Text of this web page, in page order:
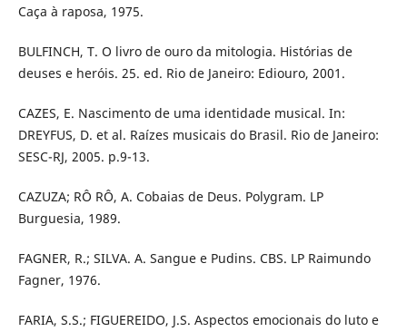
Caça à raposa, 1975.
BULFINCH, T. O livro de ouro da mitologia. Histórias de
deuses e heróis. 25. ed. Rio de Janeiro: Ediouro, 2001.
CAZES, E. Nascimento de uma identidade musical. In:
DREYFUS, D. et al. Raízes musicais do Brasil. Rio de Janeiro:
SESC-RJ, 2005. p.9-13.
CAZUZA; RÔ RÔ, A. Cobaias de Deus. Polygram. LP
Burguesia, 1989.
FAGNER, R.; SILVA. A. Sangue e Pudins. CBS. LP Raimundo
Fagner, 1976.
FARIA, S.S.; FIGUEREIDO, J.S. Aspectos emocionais do luto e